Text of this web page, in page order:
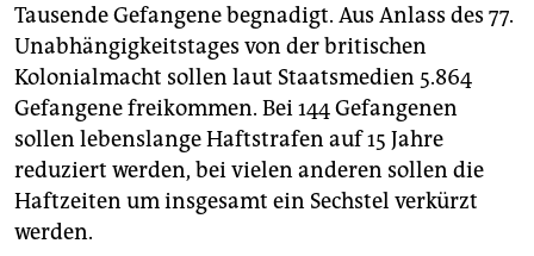
Tausende Gefangene begnadigt. Aus Anlass des 77.
Unabhängigkeitstages von der britischen
Kolonialmacht sollen laut Staatsmedien 5.864
Gefangene freikommen. Bei 144 Gefangenen
sollen lebenslange Haftstrafen auf 15 Jahre
reduziert werden, bei vielen anderen sollen die
Haftzeiten um insgesamt ein Sechstel verkürzt
werden.